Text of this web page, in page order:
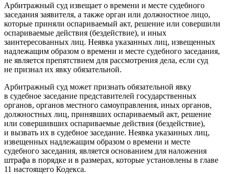
Арбитражный суд извещает о времени и месте судебного
заседания заявителя, а также орган или должностное лицо,
которые приняли оспариваемый акт, решение или совершили
оспариваемые действия (бездействие), и иных
заинтересованных лиц. Неявка указанных лиц, извещенных
надлежащим образом о времени и месте судебного заседания,
не является препятствием для рассмотрения дела, если суд
не признал их явку обязательной.
Арбитражный суд может признать обязательной явку
в судебное заседание представителей государственных
органов, органов местного самоуправления, иных органов,
должностных лиц, принявших оспариваемый акт, решение
или совершивших оспариваемые действия (бездействие),
и вызвать их в судебное заседание. Неявка указанных лиц,
извещенных надлежащим образом о времени и месте
судебного заседания, является основанием для наложения
штрафа в порядке и в размерах, которые установлены в главе
11 настоящего Кодекса.